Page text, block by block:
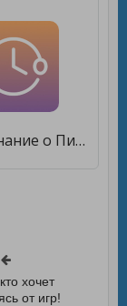
Напоминание о Питании - Потеря веса [Без рекламы]
хочет
от игр!